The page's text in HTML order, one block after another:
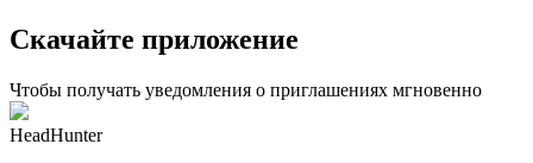
Скачайте приложение
Чтобы получать уведомления о приглашениях мгновенно
HeadHunter